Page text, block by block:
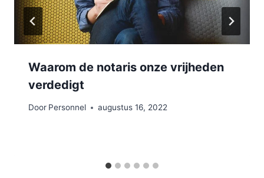
Waarom de notaris onze vrijheden
verdedigt
Door Personnel augustus 16, 2022